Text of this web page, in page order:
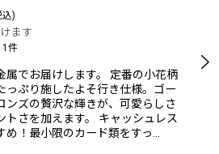
込)
ます
1 件
属でお届けします。 定番の小花柄
っぷり施したよそ行き仕様。ゴー
ンズの贅沢な輝きが、可愛らしさ
トさを加えます。 キャッシュレス
め！最小限のカード類をすっ…